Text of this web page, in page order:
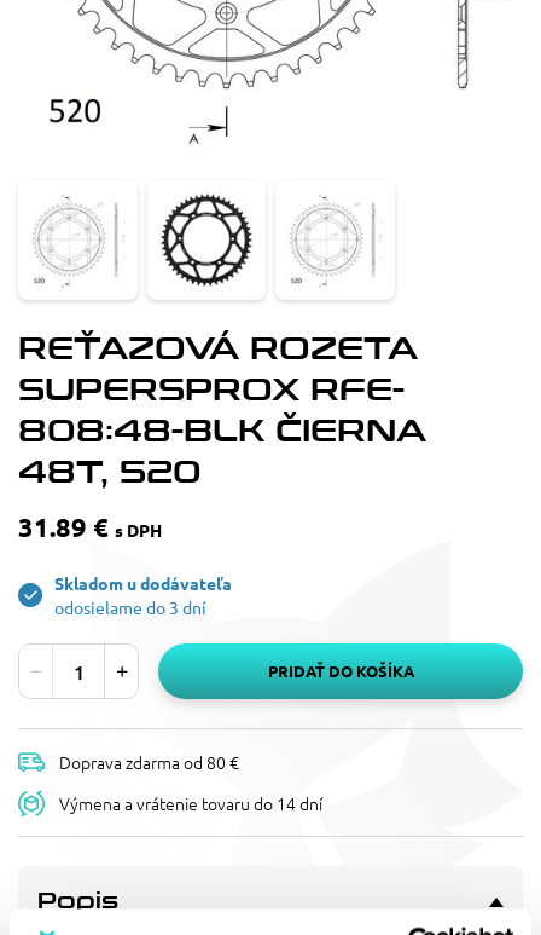
REŤAZOVÁ ROZETA
SUPERSPROX RFE-
808:48-BLK ČIERNA
48T, 520
31.89 € s DPH
Skladom u dodávateľa
odosielame do 3 dní
PRIDAŤ DO KOŠÍKA
Doprava zdarma od 80 €
Výmena a vrátenie tovaru do 14 dní
Popis